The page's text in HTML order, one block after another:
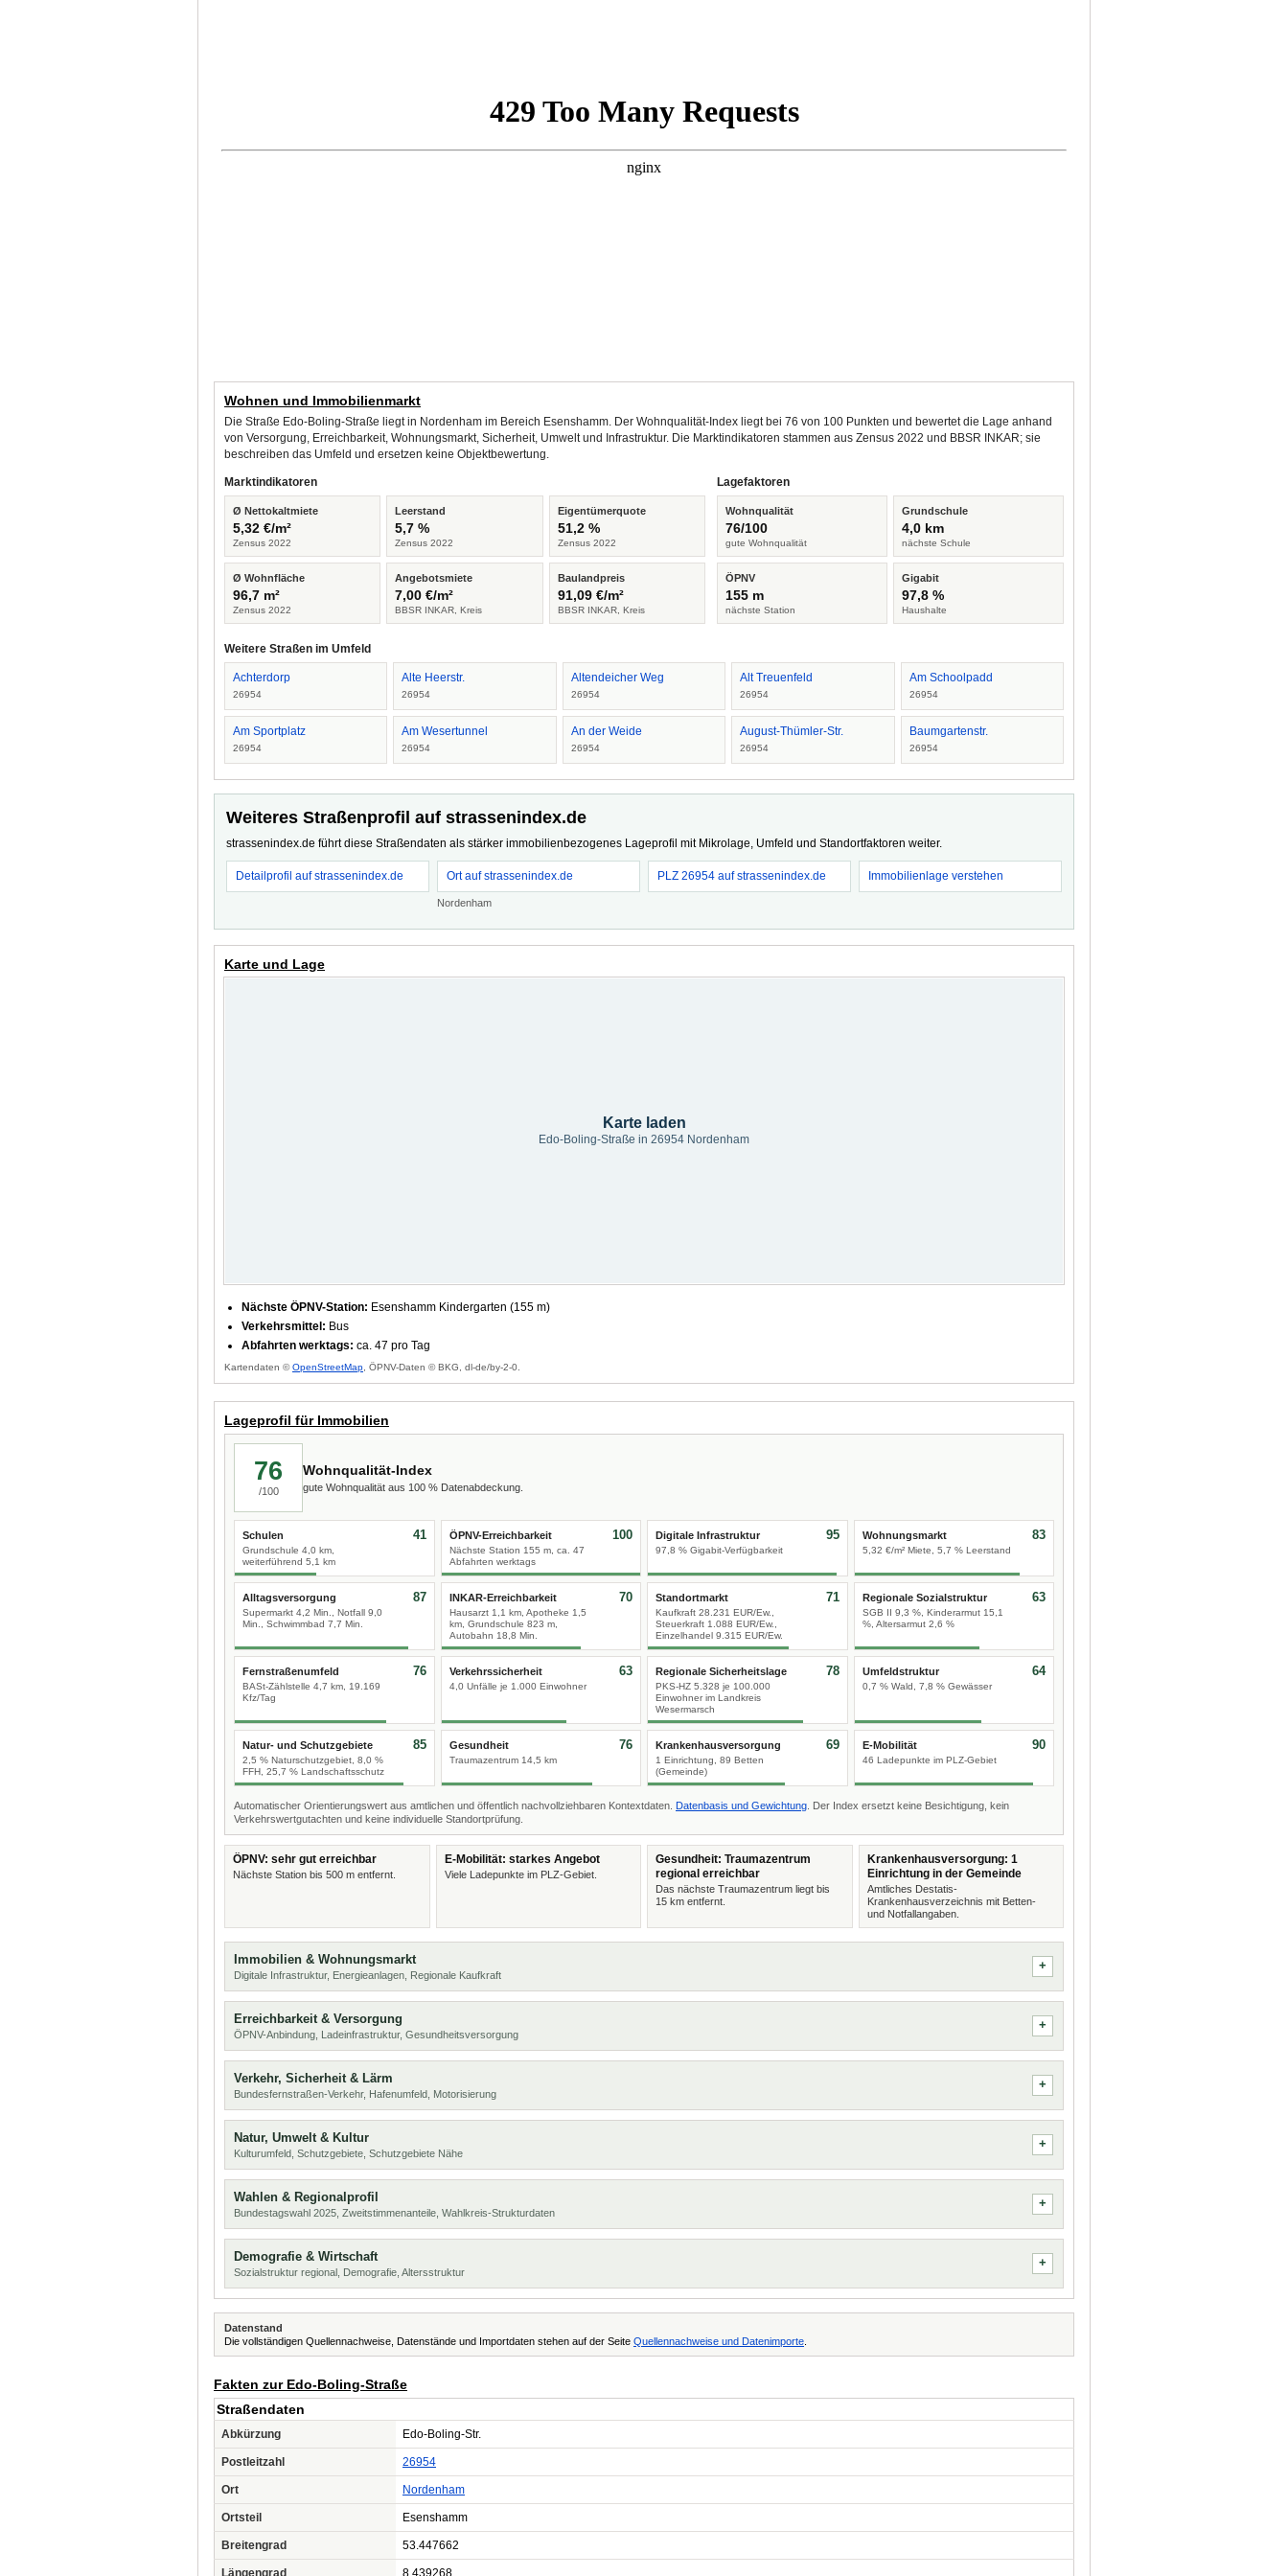
Wohnen und Immobilienmarkt
Die Straße Edo-Boling-Straße liegt in Nordenham im Bereich Esenshamm. Der Wohnqualität-Index liegt bei 76 von 100 Punkten und bewertet die Lage anhand
von Versorgung, Erreichbarkeit, Wohnungsmarkt, Sicherheit, Umwelt und Infrastruktur. Die Marktindikatoren stammen aus Zensus 2022 und BBSR INKAR; sie
beschreiben das Umfeld und ersetzen keine Objektbewertung.
Marktindikatoren
Ø Nettokaltmiete
5,32 €/m²
Zensus 2022
Leerstand
5,7 %
Zensus 2022
Eigentümerquote
51,2 %
Zensus 2022
Ø Wohnfläche
96,7 m²
Zensus 2022
Angebotsmiete
7,00 €/m²
BBSR INKAR, Kreis
Baulandpreis
91,09 €/m²
BBSR INKAR, Kreis
Lagefaktoren
Wohnqualität
76/100
gute Wohnqualität
Grundschule
4,0 km
nächste Schule
ÖPNV
155 m
nächste Station
Gigabit
97,8 %
Haushalte
Weitere Straßen im Umfeld
Achterdorp
26954
Alte Heerstr.
26954
Altendeicher Weg
26954
Alt Treuenfeld
26954
Am Schoolpadd
26954
Am Sportplatz
26954
Am Wesertunnel
26954
An der Weide
26954
August-Thümler-Str.
26954
Baumgartenstr.
26954
Weiteres Straßenprofil auf strassenindex.de
strassenindex.de führt diese Straßendaten als stärker immobilienbezogenes Lageprofil mit Mikrolage, Umfeld und Standortfaktoren weiter.
Detailprofil auf strassenindex.de Ort auf strassenindex.de
Nordenham
PLZ 26954 auf strassenindex.de Immobilienlage verstehen
Karte und Lage
Karte laden
Edo-Boling-Straße in 26954 Nordenham
Nächste ÖPNV-Station: Esenshamm Kindergarten (155 m)
Verkehrsmittel: Bus
Abfahrten werktags: ca. 47 pro Tag
Kartendaten ©OpenStreetMap , ÖPNV-Daten © BKG, dl-de/by-2-0.
Lageprofil für Immobilien
76
/100
Wohnqualität-Index
gute Wohnqualität aus 100 % Datenabdeckung.
Schulen
Grundschule 4,0 km,
weiterführend 5,1 km
41 ÖPNV-Erreichbarkeit
Nächste Station 155 m, ca. 47
Abfahrten werktags
100 Digitale Infrastruktur
97,8 % Gigabit-Verfügbarkeit
95 Wohnungsmarkt
5,32 €/m² Miete, 5,7 % Leerstand
83
Alltagsversorgung
Supermarkt 4,2 Min., Notfall 9,0
Min., Schwimmbad 7,7 Min.
87 INKAR-Erreichbarkeit
Hausarzt 1,1 km, Apotheke 1,5
km, Grundschule 823 m,
Autobahn 18,8 Min.
70 Standortmarkt
Kaufkraft 28.231 EUR/Ew.,
Steuerkraft 1.088 EUR/Ew.,
Einzelhandel 9.315 EUR/Ew.
71 Regionale Sozialstruktur
SGB II 9,3 %, Kinderarmut 15,1
%, Altersarmut 2,6 %
63
Fernstraßenumfeld
BASt-Zählstelle 4,7 km, 19.169
Kfz/Tag
76 Verkehrssicherheit
4,0 Unfälle je 1.000 Einwohner
63 Regionale Sicherheitslage
PKS-HZ 5.328 je 100.000
Einwohner im Landkreis
Wesermarsch
78 Umfeldstruktur
0,7 % Wald, 7,8 % Gewässer
64
Natur- und Schutzgebiete
2,5 % Naturschutzgebiet, 8,0 %
FFH, 25,7 % Landschaftsschutz
85 Gesundheit
Traumazentrum 14,5 km
76 Krankenhausversorgung
1 Einrichtung, 89 Betten
(Gemeinde)
69 E-Mobilität
46 Ladepunkte im PLZ-Gebiet
90
Automatischer Orientierungswert aus amtlichen und öffentlich nachvollziehbaren Kontextdaten. Datenbasis und Gewichtung . Der Index ersetzt keine Besichtigung, kein
Verkehrswertgutachten und keine individuelle Standortprüfung.
ÖPNV: sehr gut erreichbar
Nächste Station bis 500 m entfernt.
E-Mobilität: starkes Angebot
Viele Ladepunkte im PLZ-Gebiet.
Gesundheit: Traumazentrum
regional erreichbar
Das nächste Traumazentrum liegt bis
15 km entfernt.
Krankenhausversorgung: 1
Einrichtung in der Gemeinde
Amtliches Destatis-
Krankenhausverzeichnis mit Betten-
und Notfallangaben.
Immobilien & Wohnungsmarkt
Digitale Infrastruktur, Energieanlagen, Regionale Kaufkraft
Erreichbarkeit & Versorgung
ÖPNV-Anbindung, Ladeinfrastruktur, Gesundheitsversorgung
Verkehr, Sicherheit & Lärm
Bundesfernstraßen-Verkehr, Hafenumfeld, Motorisierung
Natur, Umwelt & Kultur
Kulturumfeld, Schutzgebiete, Schutzgebiete Nähe
Wahlen & Regionalprofil
Bundestagswahl 2025, Zweitstimmenanteile, Wahlkreis-Strukturdaten
Demografie & Wirtschaft
Sozialstruktur regional, Demografie, Altersstruktur
Datenstand
Die vollständigen Quellennachweise, Datenstände und Importdaten stehen auf der Seite Quellennachweise und Datenimporte
Fakten zur Edo-Boling-Straße
Straßendaten
Abkürzung Edo-Boling-Str.
Postleitzahl 26954
Ort Nordenham
Ortsteil Esenshamm
Breitengrad 53.447662
Längengrad 8.439268